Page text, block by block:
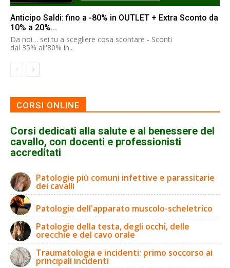
Anticipo Saldi: fino a -80% in OUTLET + Extra Sconto da
10% a 20%...
Da noi… sei tu a scegliere cosa scontare - Sconti
dal 35% all'80% in...
CORSI ONLINE
Corsi dedicati alla salute e al benessere del
cavallo, con docenti e professionisti
accreditati
Patologie più comuni infettive e parassitarie
dei cavalli
Patologie dell'apparato muscolo-scheletrico
Patologie della testa, degli occhi, delle
orecchie e del cavo orale
Traumatologia e incidenti: primo soccorso ai
principali incidenti